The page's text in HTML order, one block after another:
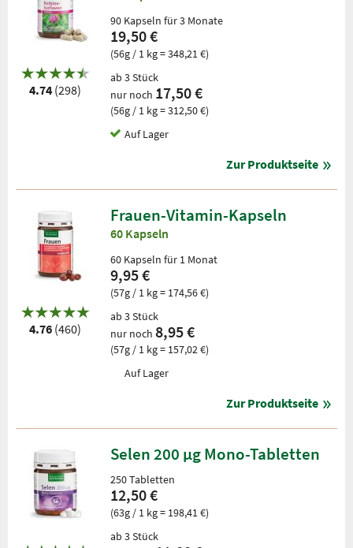
4.74 (298)
90 Kapseln für 3 Monate
19,50 €
(56g / 1 kg = 348,21 €)
ab 3 Stück
nur noch 17,50 €
(56g / 1 kg = 312,50 €)
Auf Lager
Zur Produktseite
4.76 (460)
Frauen-Vitamin-Kapseln
60 Kapseln
60 Kapseln für 1 Monat
9,95 €
(57g / 1 kg = 174,56 €)
ab 3 Stück
nur noch 8,95 €
(57g / 1 kg = 157,02 €)
Auf Lager
Zur Produktseite
Selen 200 µg Mono-Tabletten
250 Tabletten
12,50 €
(63g / 1 kg = 198,41 €)
ab 3 Stück